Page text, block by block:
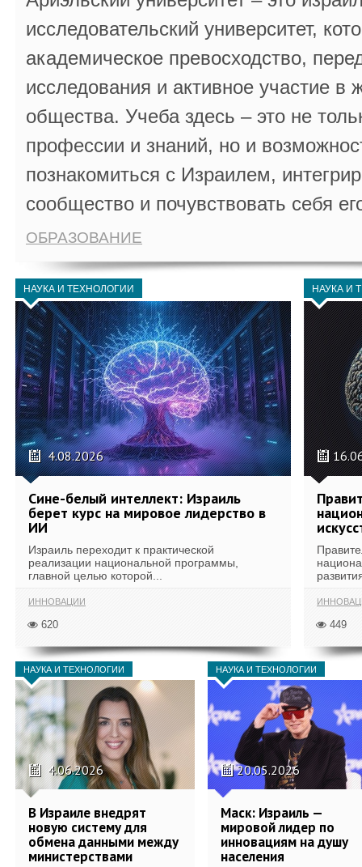
исследовательский университет,
академическое превосходство,
исследования и активное участие в
общества. Учеба здесь – это не
профессии и знаний, но и
познакомиться с Израилем,
сообщество и почувствовать себя
ОБРАЗОВАНИЕ
НАУКА И ТЕХНОЛОГИИ
4.08.2026
Сине-белый интеллект: Израиль
берет курс на мировое лидерство в
ИИ
Израиль переходит к практической
реализации национальной программы,
главной целью которой...
ИННОВАЦИИ
620
НАУКА И
449
НАУКА И ТЕХНОЛОГИИ
4.06.2026
В Израиле внедрят
новую систему для
обмена данными между
министерствами
НАУКА И ТЕХНОЛОГИИ
20.05.2026
Маск: Израиль —
мировой лидер по
инновациям на душу
населения